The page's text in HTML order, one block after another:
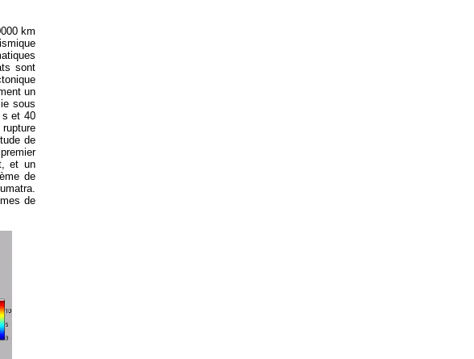
km
sont
un
sous
s et 40
de
et un
de
de